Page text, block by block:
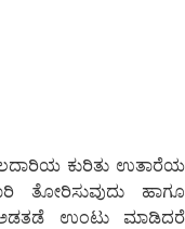
ಕುರಿತು ಉತಾರೆಯ
ತೋರಿಸುವುದು ಹಾಗೂ
ಅಡತಡೆ ಉಂಟು ಮಾಡಿದರೆ